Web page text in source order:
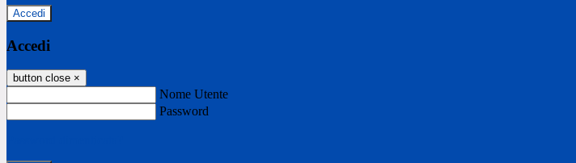
Accedi
Accedi
button close ×
Nome Utente
Password